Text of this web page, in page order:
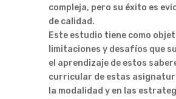
compleja, pero su éxito es
de calidad.
Este estudio tiene como
limitaciones y desafíos que
el aprendizaje de estos
curricular de estas
la modalidad y en las